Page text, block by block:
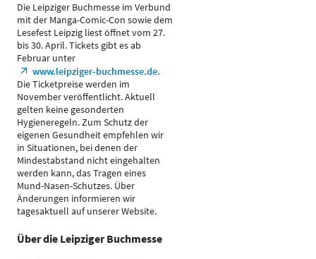
Die Leipziger Buchmesse im Verbund
mit der Manga-Comic-Con sowie dem
Lesefest Leipzig liest öffnet vom 27.
bis 30. April. Tickets gibt es ab
Februar unter
www.leipziger-buchmesse.de.
Die Ticketpreise werden im
November veröffentlicht. Aktuell
gelten keine gesonderten
Hygieneregeln. Zum Schutz der
eigenen Gesundheit empfehlen wir
in Situationen, bei denen der
Mindestabstand nicht eingehalten
werden kann, das Tragen eines
Mund-Nasen-Schutzes. Über
Änderungen informieren wir
tagesaktuell auf unserer Website.
Über die Leipziger Buchmesse